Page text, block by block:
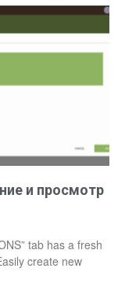
и просмотр
tab has a fresh
create new